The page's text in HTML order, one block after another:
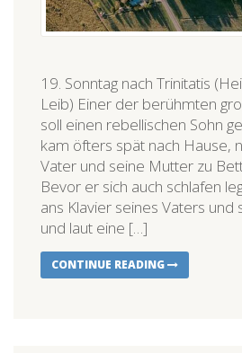
19. Sonntag nach Trinitatis
Leib) Einer der berühmten
soll einen rebellischen Sohn
kam öfters spät nach Hause,
Vater und seine Mutter zu
Bevor er sich auch schlafen
ans Klavier seines Vaters und
und laut eine […]
CONTINUE READING